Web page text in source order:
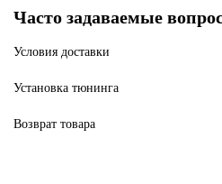
Часто задаваемые
Условия доставки
Установка тюнинга
Возврат товара